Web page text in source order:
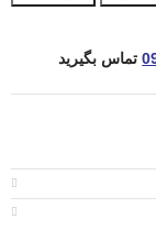
تماس بگیرید